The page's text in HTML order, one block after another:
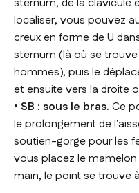
localiser, vous pouvez
creux en forme de U
sternum (là où se
hommes), puis le
et ensuite vers la droite
• SB : sous le bras. Ce
le prolongement de
soutien-gorge pour les
vous placez le
main, le point se trouve